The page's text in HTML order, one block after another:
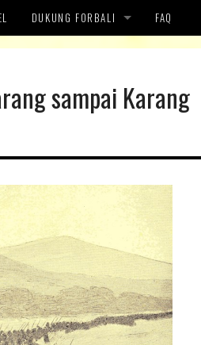
DUKUNG FORBALI
DUKUNGAN
FAQ
sampai Karang